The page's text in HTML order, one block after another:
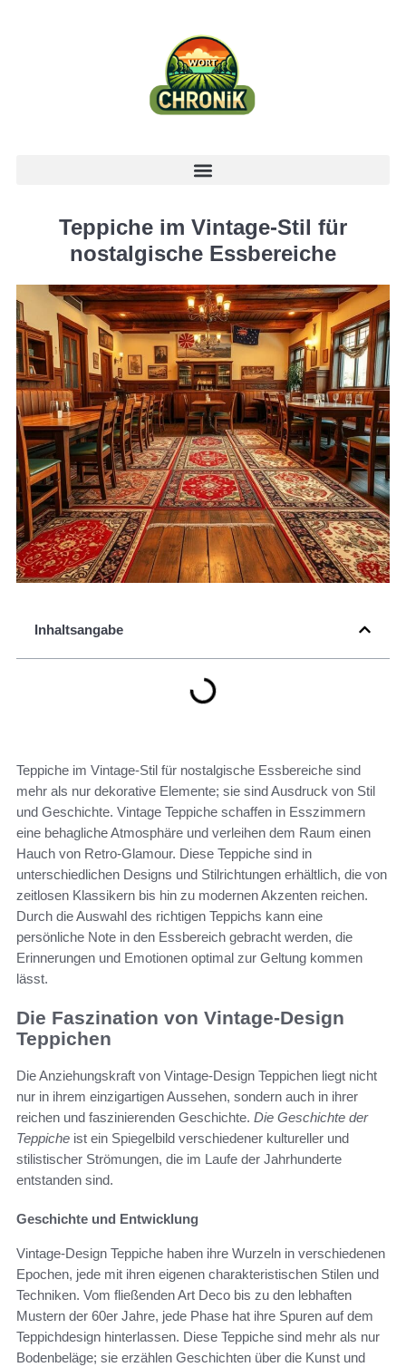
Teppiche im Vintage-Stil für
nostalgische Essbereiche
Inhaltsangabe
Teppiche im Vintage-Stil für nostalgische Essbereiche sind
mehr als nur dekorative Elemente; sie sind Ausdruck von Stil
und Geschichte. Vintage Teppiche schaffen in Esszimmern
eine behagliche Atmosphäre und verleihen dem Raum einen
Hauch von Retro-Glamour. Diese Teppiche sind in
unterschiedlichen Designs und Stilrichtungen erhältlich, die von
zeitlosen Klassikern bis hin zu modernen Akzenten reichen.
Durch die Auswahl des richtigen Teppichs kann eine
persönliche Note in den Essbereich gebracht werden, die
Erinnerungen und Emotionen optimal zur Geltung kommen
lässt.
Die Faszination von Vintage-Design
Teppichen
Die Anziehungskraft von Vintage-Design Teppichen liegt nicht
nur in ihrem einzigartigen Aussehen, sondern auch in ihrer
reichen und faszinierenden Geschichte. Die Geschichte der
Teppiche ist ein Spiegelbild verschiedener kultureller und
stilistischer Strömungen, die im Laufe der Jahrhunderte
entstanden sind.
Geschichte und Entwicklung
Vintage-Design Teppiche haben ihre Wurzeln in verschiedenen
Epochen, jede mit ihren eigenen charakteristischen Stilen und
Techniken. Vom fließenden Art Deco bis zu den lebhaften
Mustern der 60er Jahre, jede Phase hat ihre Spuren auf dem
Teppichdesign hinterlassen. Diese Teppiche sind mehr als nur
Bodenbeläge; sie erzählen Geschichten über die Kunst und